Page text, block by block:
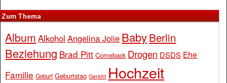
Zum Thema
Album Alkohol Angelina Jolie BabyBerlin
Beziehung Brad Pitt Comeback Drogen DSDS Ehe
Familie Geburt Geburtstag Gericht Hochzeit